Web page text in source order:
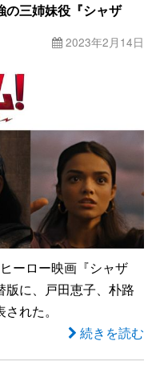
の三姉妹役『シャザ
2023年2月14日
ーロー映画『シャザ
版に、戸田恵子、朴路
れた。
続きを読む